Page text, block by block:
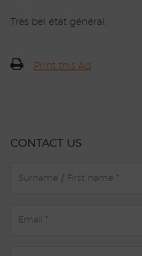
Très bel état général.
Print this Ad
CONTACT US